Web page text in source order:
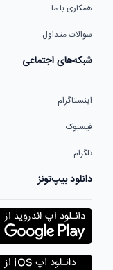
همکاری با ما
سوالات متداول
شبکه‌های اجتماعی
اینستاگرام
فیسبوک
تلگرام
دانلود بیپ‌تونز